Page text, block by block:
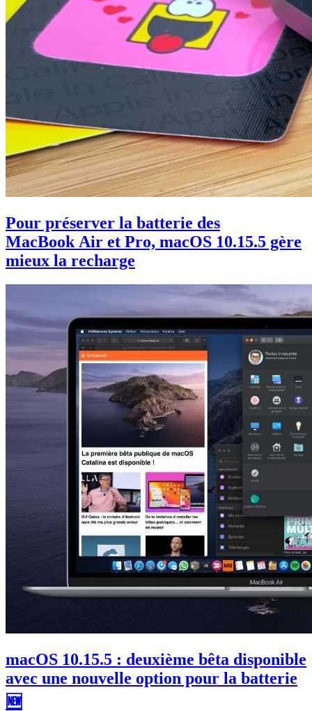
Pour préserver la batterie des
MacBook Air et Pro, macOS 10.15.5 gère
mieux la recharge
macOS 10.15.5 : deuxième bêta disponible
avec une nouvelle option pour la batterie
🆕